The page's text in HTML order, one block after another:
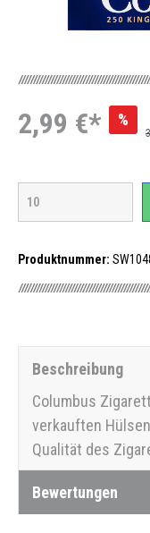
2,99 €* %
Produktnummer:
Beschreibung
Columbus
verkauften
Qualität des
Bewertungen